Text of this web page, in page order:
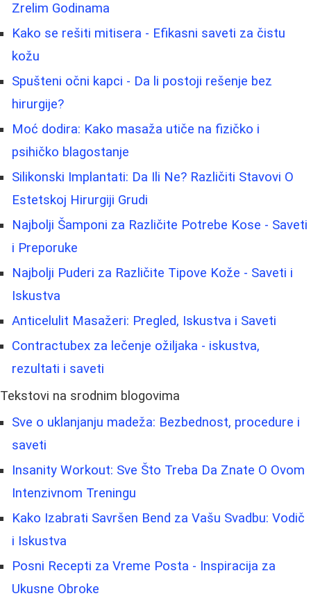
Zrelim Godinama
Kako se rešiti mitisera - Efikasni saveti za čistu
kožu
Spušteni očni kapci - Da li postoji rešenje bez
hirurgije?
Moć dodira: Kako masaža utiče na fizičko i
psihičko blagostanje
Silikonski Implantati: Da Ili Ne? Različiti Stavovi O
Estetskoj Hirurgiji Grudi
Najbolji Šamponi za Različite Potrebe Kose - Saveti
i Preporuke
Najbolji Puderi za Različite Tipove Kože - Saveti i
Iskustva
Anticelulit Masažeri: Pregled, Iskustva i Saveti
Contractubex za lečenje ožiljaka - iskustva,
rezultati i saveti
Tekstovi na srodnim blogovima
Sve o uklanjanju madeža: Bezbednost, procedure i
saveti
Insanity Workout: Sve Što Treba Da Znate O Ovom
Intenzivnom Treningu
Kako Izabrati Savršen Bend za Vašu Svadbu: Vodič
i Iskustva
Posni Recepti za Vreme Posta - Inspiracija za
Ukusne Obroke